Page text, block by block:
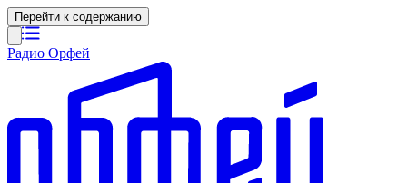
Перейти к содержанию
Радио Орфей